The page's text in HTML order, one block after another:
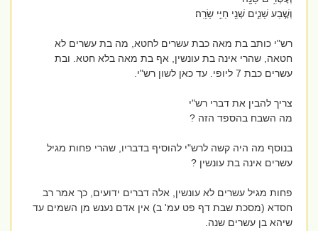
וְשֶׁ֣בַע שָׁנִ֑ים שְׁנֵ֖י חַיֵּ֥י שָׂרָֽה׃
רש"י כותב בת מאה כבת עשרים לחטא, מה בת עשרים לא
חטאה, שהרי אינה בת עונשין, אף בת מאה בלא חטא. ובת
עשרים כבת 7 ליופי. עד כאן לשון רש"י.
צריך להבין את דברי רש"י
מה השבח בהספד הזה ?
בנוסף מה היה קשה לרש"י להוסיף בדבריו, שהרי פחות מגיל
עשרים אינה בת עונשין ?
פחות מגיל עשרים לא עונשין, אלה דברים ידועים, כך אמר רב
חסדא (מסכת שבת דף פט עמ' ב) אין אדם נענש מן השמים עד
שיהא בן עשרים שנה.